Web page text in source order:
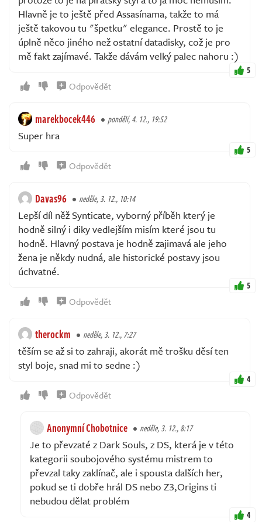
Hlavně je to ještě před Assasínama, takže to má
ještě takovou tu "špetku" elegance. Prostě to je
úplně něco jiného než ostatní datadisky, což je pro
mě fakt zajímavé. Takže dávám velký palec nahoru :)
5
Odpovědět
marekbocek446 pondělí, 4. 12., 19:52
Super hra
5
Odpovědět
Davas96 neděle, 3. 12., 10:14
Lepší díl něž Synticate, vyborný příběh který je
hodně silný i diky vedlejším misím které jsou tu
hodně. Hlavný postava je hodně zajimavá ale jeho
žena je někdy nudná, ale historické postavy jsou
úchvatné.
5
Odpovědět
therockm neděle, 3. 12., 7:27
těším se až si to zahraji, akorát mě trošku děsí ten
styl boje, snad mi to sedne :)
4
Odpovědět
Anonymní Chobotnice neděle, 3. 12., 8:17
Je to převzaté z Dark Souls, z DS, která je v této
kategorii soubojového systému mistrem to
převzal taky zaklínač, ale i spousta dalších her,
pokud se ti dobře hrál DS nebo Z3,Origins ti
nebudou dělat problém
4